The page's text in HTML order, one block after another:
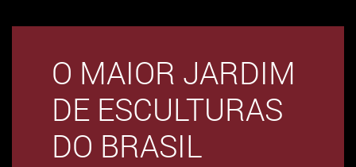
O MAIOR JARDIM
DE ESCULTURAS
DO BRASIL